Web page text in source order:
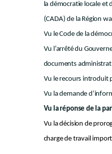
la démocratie locale et
(CADA) de la Région
Vu le Code de la
Vu l’arrêté du
documents
Vu le recours introduit
Vu la demande
Vu la réponse de la
Vu la décision de
charge de travail